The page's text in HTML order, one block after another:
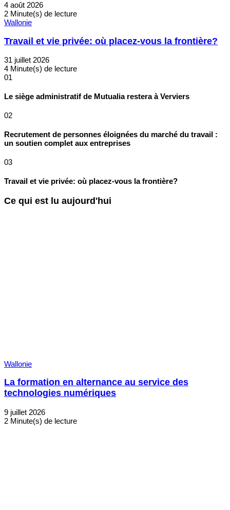
4 août 2026
2 Minute(s) de lecture
Wallonie
Travail et vie privée: où placez-vous la frontière?
31 juillet 2026
4 Minute(s) de lecture
01
Le siège administratif de Mutualia restera à Verviers
02
Recrutement de personnes éloignées du marché du travail :
un soutien complet aux entreprises
03
Travail et vie privée: où placez-vous la frontière?
Ce qui est lu aujourd'hui
Wallonie
La formation en alternance au service des
technologies numériques
9 juillet 2026
2 Minute(s) de lecture